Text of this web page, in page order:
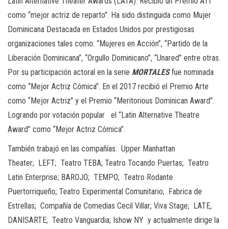
como “mejor actriz de reparto”. Ha sido distinguida como Mujer
Dominicana Destacada en Estados Unidos por prestigiosas
organizaciones tales como: “Mujeres en Acción”, “Partido de la
Liberación Dominicana”, “Orgullo Dominicano”, “Unared” entre otras.
Por su participación actoral en la serie MORTALESfue nominada
como “Mejor Actriz Cómica”. En el 2017 recibió el Premio Arte
como “Mejor Actriz” y el Premio “Meritorious Dominican Award”.
Logrando por votación popular el “Latin Alternative Theatre
Award” como “Mejor Actriz Cómica”.
También trabajó en las compañías: Upper Manhattan
Theater; LEFT; Teatro TEBA; Teatro Tocando Puertas; Teatro
Latin Enterprise; BAROJO; TEMPO; Teatro Rodante
Puertorriqueño; Teatro Experimental Comunitario; Fabrica de
Estrellas; Compañía de Comedias Cecil Villar; Viva Stage; LATE,
DANISARTE; Teatro Vanguardia; Ishow NY y actualmente dirige la